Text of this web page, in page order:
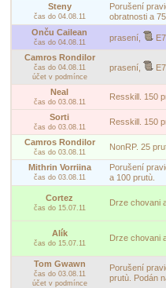
Steny
čas do 04.08.11
Porušení
obratnosti a
Onču Cailean
čas do 04.08.11 prasení, E7
Camros Rondilor
čas do 04.08.11
účet v podmínce
prasení, E7
Neal
čas do 03.08.11
Resskill. 150
Sorti
čas do 03.08.11
Resskill. 150
Camros Rondilor
čas do 03.08.11
NonRP. 25
Mithrin Vorriina
čas do 03.08.11
Porušení
a 100 prutù.
Cortez
čas do 15.07.11
Drze chovani
Alík
čas do 15.07.11
Drze chovani
Tom Gwawn
čas do 03.08.11
účet v podmínce
Porušení
prutù. Podán